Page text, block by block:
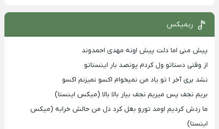
ریمیکس
پیش منی اما دلت پیش اونه مهدی احمدوند
از وقتی دستاتو ول کردم پونصد بار اینستاتو
نشد بری آخر ا تو یاد من نمیخوام اکسو نمیزنم اکسو
بریم نجف پس میریم نجف بیار بالا بالا (میکس اینستا)
ما ردش کردیم اومد تورو بغل کرد دل من حالش خرابه (میکس
اینستا)